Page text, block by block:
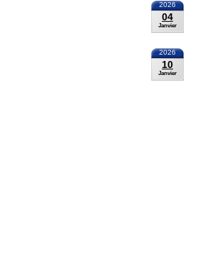
2026
04
Janvier
2026
10
Janvier